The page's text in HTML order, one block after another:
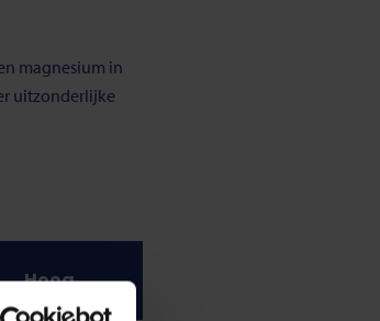
magnesium in
uitzonderlijke
Hoog